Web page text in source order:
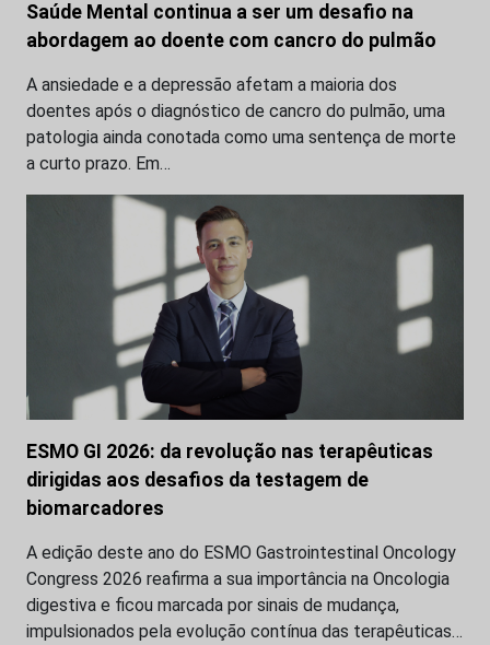
Saúde Mental continua a ser um desafio na
abordagem ao doente com cancro do pulmão
A ansiedade e a depressão afetam a maioria dos
doentes após o diagnóstico de cancro do pulmão, uma
patologia ainda conotada como uma sentença de morte
a curto prazo. Em…
ESMO GI 2026: da revolução nas terapêuticas
dirigidas aos desafios da testagem de
biomarcadores
A edição deste ano do ESMO Gastrointestinal Oncology
Congress 2026 reafirma a sua importância na Oncologia
digestiva e ficou marcada por sinais de mudança,
impulsionados pela evolução contínua das terapêuticas…